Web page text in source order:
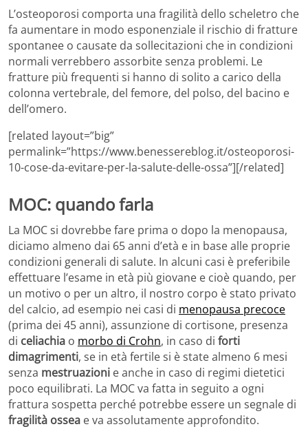
L’osteoporosi comporta una fragilità dello scheletro che
fa aumentare in modo esponenziale il rischio di fratture
spontanee o causate da sollecitazioni che in condizioni
normali verrebbero assorbite senza problemi. Le
fratture più frequenti si hanno di solito a carico della
colonna vertebrale, del femore, del polso, del bacino e
dell’omero.
[related layout=”big”
permalink=”https://www.benessereblog.it/osteoporosi-
10-cose-da-evitare-per-la-salute-delle-ossa”][/related]
MOC: quando farla
La MOC si dovrebbe fare prima o dopo la menopausa,
diciamo almeno dai 65 anni d’età e in base alle proprie
condizioni generali di salute. In alcuni casi è preferibile
effettuare l’esame in età più giovane e cioè quando, per
un motivo o per un altro, il nostro corpo è stato privato
del calcio, ad esempio nei casi di menopausa precoce
(prima dei 45 anni), assunzione di cortisone, presenza
di celiachia o morbo di Crohn, in caso di forti
dimagrimenti, se in età fertile si è state almeno 6 mesi
senza mestruazioni e anche in caso di regimi dietetici
poco equilibrati. La MOC va fatta in seguito a ogni
frattura sospetta perché potrebbe essere un segnale di
fragilità ossea e va assolutamente approfondito.